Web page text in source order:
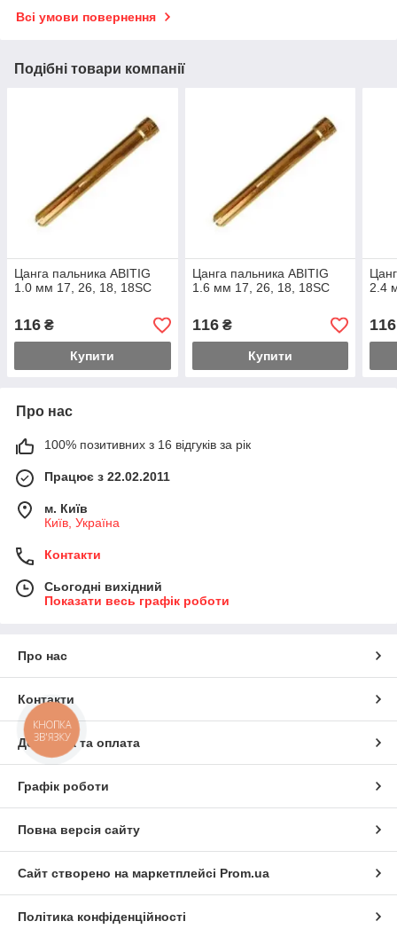
Всі умови повернення
Подібні товари компанії
Цанга пальника ABITIG
1.0 мм 17, 26, 18, 18SC
116 ₴
Купити
Цанга пальника ABITIG
1.6 мм 17, 26, 18, 18SC
116₴
Купити
2.4
116
Про нас
100% позитивних з 16 відгуків за рік
Працює з 22.02.2011
м. Київ
Київ, Україна
Контакти
Сьогодні вихідний
Показати весь графік роботи
Про нас
Контакти
Доставка та оплата
Графік роботи
Повна версія сайту
Сайт створено на маркетплейсі Prom.ua
Політика конфіденційності
КНОПКА
ЗВ'ЯЗКУ